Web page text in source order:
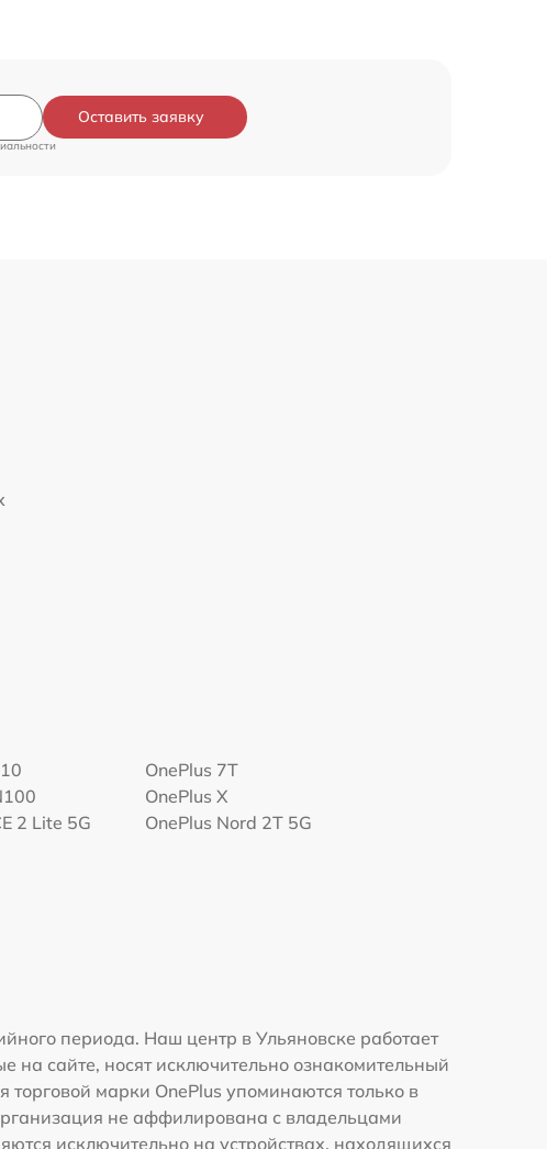
Оставить заявку
OnePlus 7T
OnePlus X
2 Lite 5G
OnePlus Nord 2T 5G
периода. Наш центр в Ульяновске работает
на сайте, носят исключительно ознакомительный
марки OnePlus упоминаются только в
не аффилирована с владельцами
исключительно на устройствах, находящихся